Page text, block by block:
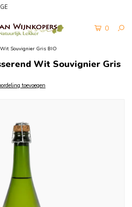
0
Souvignier Gris BIO
Wit Souvignier Gris
toevoegen